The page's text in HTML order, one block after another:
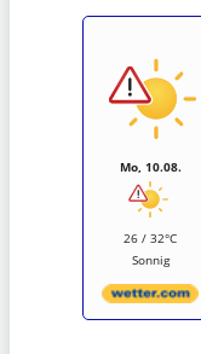
Mo, 10.08.
26 / 32°C
Sonnig